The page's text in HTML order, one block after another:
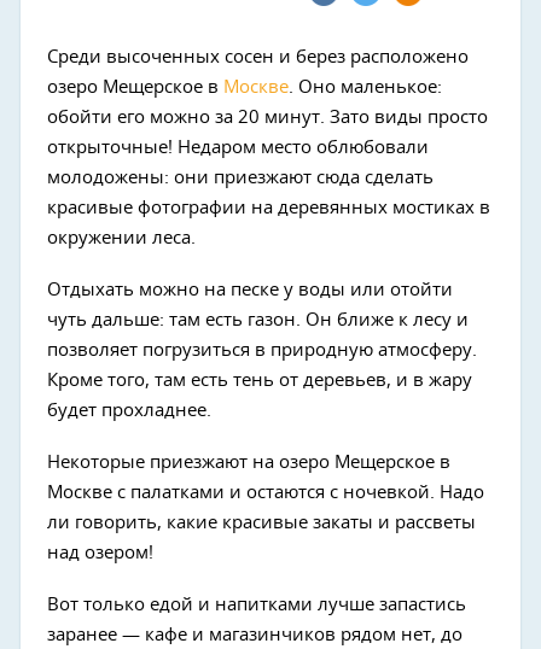
Среди высоченных сосен и берез расположено
озеро Мещерское в Москве. Оно маленькое:
обойти его можно за 20 минут. Зато виды просто
открыточные! Недаром место облюбовали
молодожены: они приезжают сюда сделать
красивые фотографии на деревянных мостиках в
окружении леса.
Отдыхать можно на песке у воды или отойти
чуть дальше: там есть газон. Он ближе к лесу и
позволяет погрузиться в природную атмосферу.
Кроме того, там есть тень от деревьев, и в жару
будет прохладнее.
Некоторые приезжают на озеро Мещерское в
Москве с палатками и остаются с ночевкой. Надо
ли говорить, какие красивые закаты и рассветы
над озером!
Вот только едой и напитками лучше запастись
заранее — кафе и магазинчиков рядом нет, до